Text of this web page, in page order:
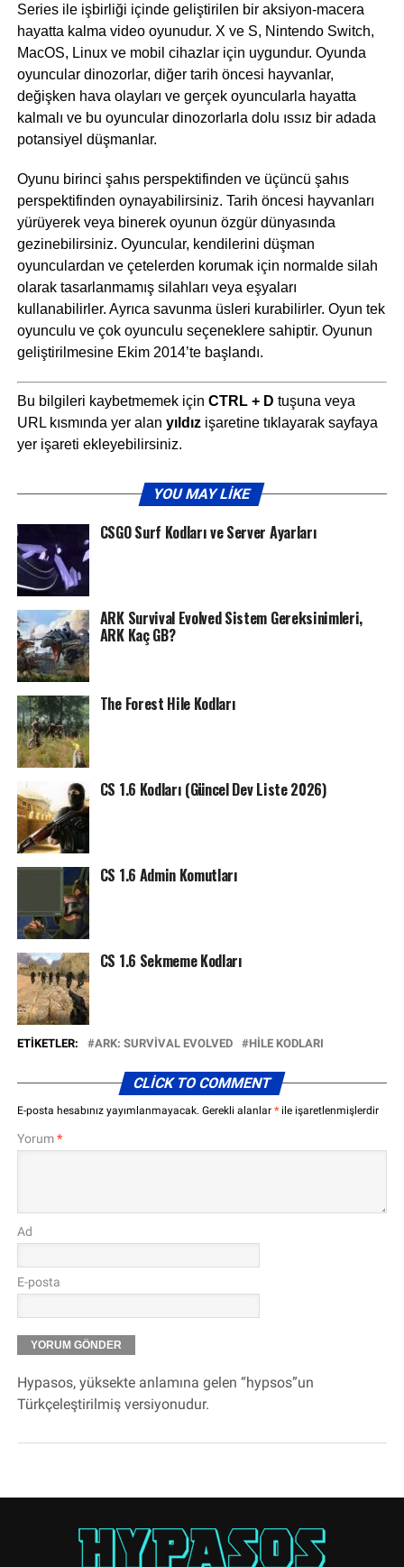
Series ile işbirliği içinde geliştirilen bir aksiyon-macera
hayatta kalma video oyunudur. X ve S, Nintendo Switch,
MacOS, Linux ve mobil cihazlar için uygundur. Oyunda
oyuncular dinozorlar, diğer tarih öncesi hayvanlar,
değişken hava olayları ve gerçek oyuncularla hayatta
kalmalı ve bu oyuncular dinozorlarla dolu ıssız bir adada
potansiyel düşmanlar.
Oyunu birinci şahıs perspektifinden ve üçüncü şahıs
perspektifinden oynayabilirsiniz. Tarih öncesi hayvanları
yürüyerek veya binerek oyunun özgür dünyasında
gezinebilirsiniz. Oyuncular, kendilerini düşman
oyunculardan ve çetelerden korumak için normalde silah
olarak tasarlanmamış silahları veya eşyaları
kullanabilirler. Ayrıca savunma üsleri kurabilirler. Oyun tek
oyunculu ve çok oyunculu seçeneklere sahiptir. Oyunun
geliştirilmesine Ekim 2014’te başlandı.
Bu bilgileri kaybetmemek için CTRL + D tuşuna veya
URL kısmında yer alan yıldızişaretine tıklayarak sayfaya
yer işareti ekleyebilirsiniz.
YOU MAY LIKE
CSGO Surf Kodları ve Server Ayarları
ARK Survival Evolved Sistem Gereksinimleri,
ARK Kaç GB?
The Forest Hile Kodları
CS 1.6 Kodları (Güncel Dev Liste 2026)
CS 1.6 Admin Komutları
CS 1.6 Sekmeme Kodları
ETIKETLER: ARK: SURVIVAL EVOLVED HILE KODLARI
CLICK TO COMMENT
E-posta hesabınız yayımlanmayacak. Gerekli alanlar *ile işaretlenmişlerdir
Yorum*
Ad
E-posta
Hypasos, yüksekte anlamına gelen “hypsos”un
Türkçeleştirilmiş versiyonudur.